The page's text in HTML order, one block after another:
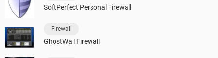
SoftPerfect Personal Firewall
Firewall
GhostWall Firewall